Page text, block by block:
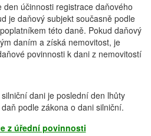
účinnosti registrace daňového
je daňový subjekt současně podle
této daně. Pokud daňový
daním a získá nemovitost, je
povinnosti k dani z nemovitostí
dani je poslední den lhůty
podle zákona o dani silniční.
z úřední povinnosti